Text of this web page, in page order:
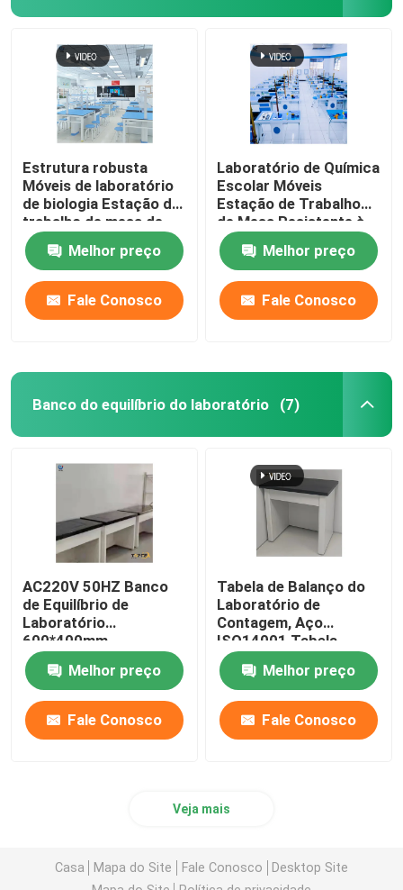
Estrutura robusta
Móveis de laboratório
de biologia Estação de
trabalho de mesa de
metal impermeável
Melhor preço
Fale Conosco
Laboratório de Química
Escolar Móveis
Estação de Trabalho
de Mesa Resistente à
Corrosão
Melhor preço
Fale Conosco
Banco do equilíbrio do laboratório (7)
AC220V 50HZ Banco
de Equilíbrio de
Laboratório
600*400mm
Plataforma Anti-
VibraçãoMelhor preço
Fale Conosco
Tabela de Balanço do
Laboratório de
Contagem, Aço
ISO14001 Tabela
Antivibração Para
BalançoMelhor preço
Fale Conosco
Veja mais
Casa Mapa do Site Fale Conosco
Desktop Site